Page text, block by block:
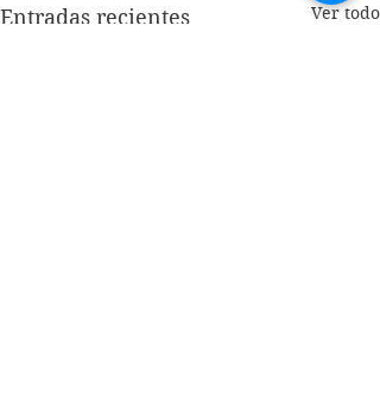
Entradas recientes Ver todo